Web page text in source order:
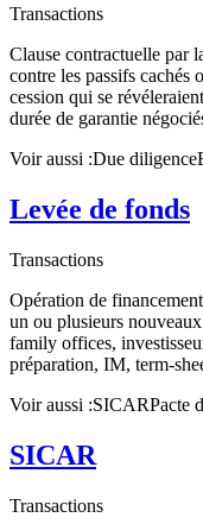
Transactions
Clause contractuelle par
contre les passifs cachés
cession qui se
durée de garantie
Voir aussi :Due diligence
Levée de fonds
Transactions
Opération de
un ou plusieurs
family offices,
préparation, IM, term-
Voir aussi :SICARPacte
SICAR
Transactions